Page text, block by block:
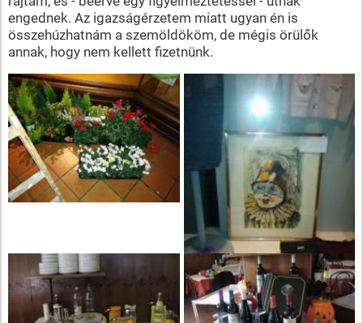
engednek. Az igazságérzetem miatt ugyan én is
összehúzhatnám a szemöldököm, de mégis örülők
annak, hogy nem kellett fizetnünk.